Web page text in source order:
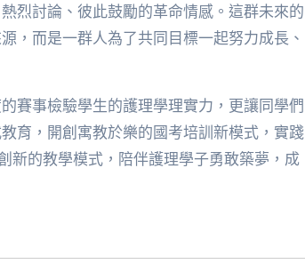
烈討論、彼此鼓勵的革命情感。這群未來的
，而是一群人為了共同目標一起努力成長、
賽事檢驗學生的護理學理實力，更讓同學們
育，開創寓教於樂的國考培訓新模式，實踐
新的教學模式，陪伴護理學子勇敢築夢，成